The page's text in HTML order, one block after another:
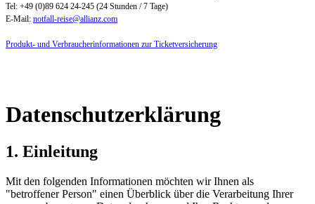
Tel: +49 (0)89 624 24-245 (24 Stunden / 7 Tage)
E-Mail: notfall-reise@allianz.com
Produkt- und Verbraucherinformationen zur Ticketversicherung
Datenschutzerklärung
1. Einleitung
Mit den folgenden Informationen möchten wir Ihnen als
"betroffener Person" einen Überblick über die Verarbeitung Ihrer